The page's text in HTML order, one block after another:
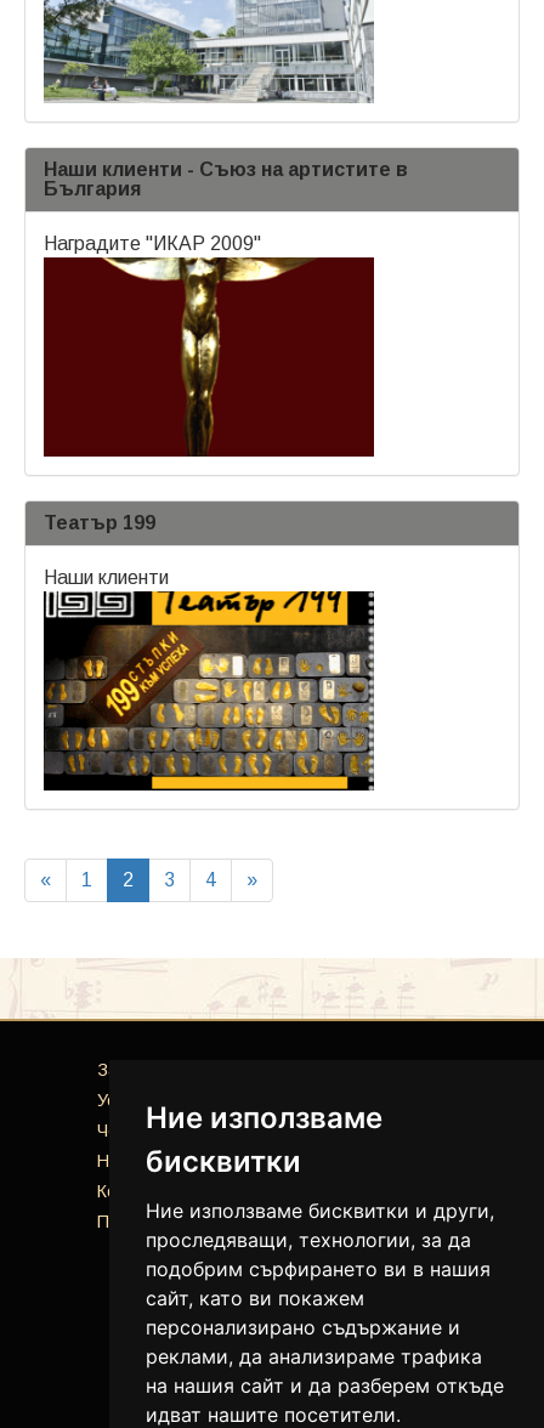
Ние използваме
бисквитки
Ние използваме бисквитки и други,
проследяващи, технологии, за да
подобрим сърфирането ви в нашия
сайт, като ви покажем
персонализирано съдържание и
реклами, да анализираме трафика
на нашия сайт и да разберем откъде
идват нашите посетители.
Наши клиенти - Съюз на артистите в
България
Наградите "ИКАР 2009"
Театър 199
Наши клиенти
« 1 2 3 4 »
За нас
Услуги
Често задавани въпроси
Новини
Контакти
Политика за поверителност